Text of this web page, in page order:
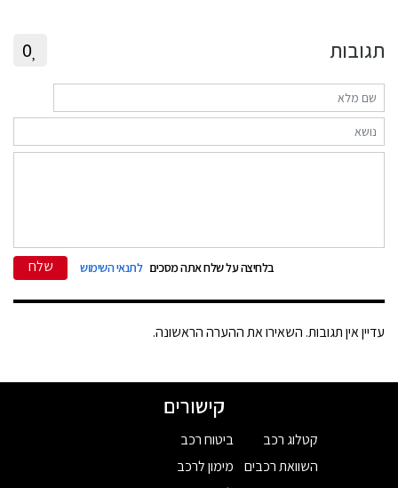
תגובות 0
בלחיצה על שלח אתה מסכים לתנאי השימוש שלח
עדיין אין תגובות. השאירו את ההערה הראשונה.
קישורים
קטלוג רכב
השוואת רכבים
ביטוח רכב
מימון לרכב